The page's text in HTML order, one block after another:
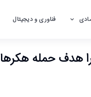
فناوری و دیجیتال
هدف حمله هکرها